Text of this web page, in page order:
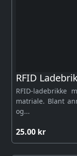
RFID
RFID-ladebrikke
matriale. Blant
og...
25.00 kr